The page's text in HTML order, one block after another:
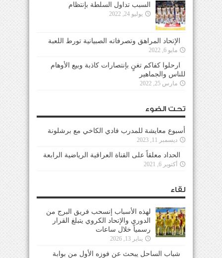
السبب تداول السلطة بإنتظام
يوليو 24, 2022
الإتحاد المراهق وتصرفاته الصبيانية تورط اللعبة
مايو 6, 2022
ارحلوا كفاكم تغنٍ بإنتصارات كاذبة وبيع الأوهام
للناس والجماهير
مارس 25, 2022
تحت الضوء
أسبوع معايشة للمدرب فادي الكاخي مع برشلونة
ديسمبر 11, 2023
الحداد معلقاً على القناة العراقية الرياضية الرابعة
أكتوبر 6, 2021
لقاء
لهذه الأسباب إنسحب فريق البرج من
الدوري والإتحاد الكروي يتبلغ القرار
رسمياً خلال ساعات
يناير 13, 2026
شباب الساحل يبحث عن فوزه الأول من بوابة